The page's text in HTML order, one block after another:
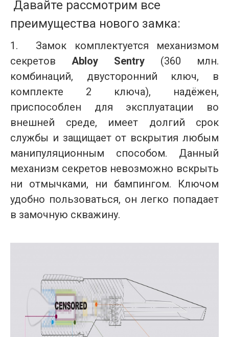
Давайте рассмотрим все
преимущества нового замка:
1.
Замок комплектуется механизмом
секретов Abloy Sentry (360 млн.
комбинаций, двусторонний ключ, в
комплекте 2 ключа), надёжен,
приспособлен для эксплуатации во
внешней среде, имеет долгий срок
службы и защищает от вскрытия любым
манипуляционным способом. Данный
механизм секретов невозможно вскрыть
ни отмычками, ни бампингом. Ключом
удобно пользоваться, он легко попадает
в замочную скважину.